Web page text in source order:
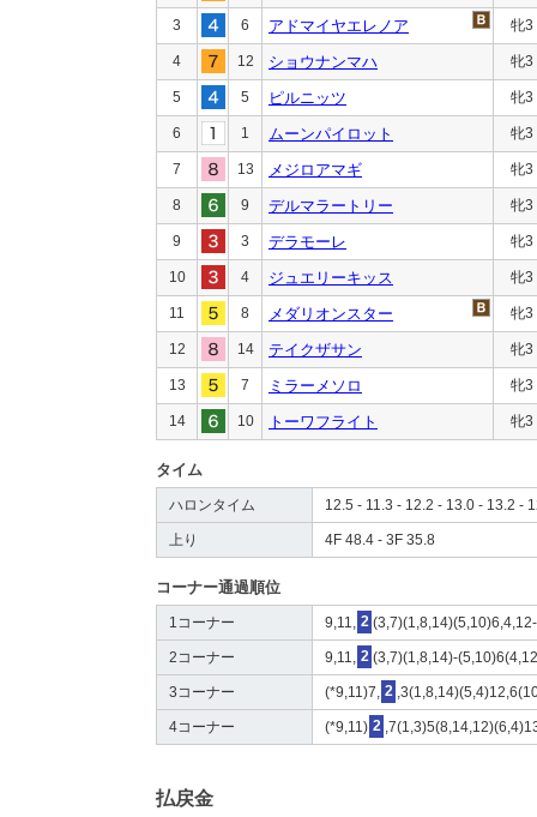
3 6 アドマイヤエレノア 牝3
4 12 ショウナンマハ 牝3
5 5 ピルニッツ 牝3
6 1 ムーンパイロット 牝3
7 13 メジロアマギ 牝3
8 9 デルマラートリー 牝3
9 3 デラモーレ 牝3
10 4 ジュエリーキッス 牝3
11 8 メダリオンスター 牝3
12 14 テイクザサン 牝3
13 7 ミラーメソロ 牝3
14 10 トーワフライト 牝3
タイム
ハロンタイム 12.5 - 11.3 - 12.2 - 13.0 - 13.2 -
上り 4F 48.4 - 3F 35.8
コーナー通過順位
1コーナー 9,11, 2
2コーナー 9,11, 2 (3,7)(1,8,14)-
3コーナー (*9,11)7, 2
4コーナー (*9,11) 2
払戻金